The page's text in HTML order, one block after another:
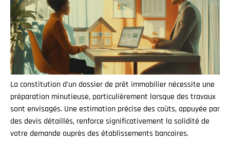
La constitution d'un dossier de prêt immobilier nécessite une
préparation minutieuse, particulièrement lorsque des travaux
sont envisagés. Une estimation précise des coûts, appuyée par
des devis détaillés, renforce significativement la solidité de
votre demande auprès des établissements bancaires.